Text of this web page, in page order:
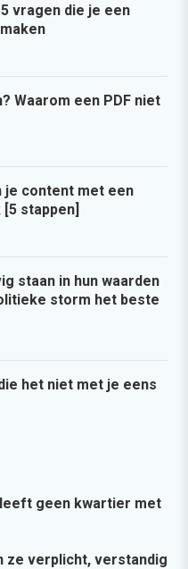
vragen die je een
Waarom een PDF niet
je content met een
stappen]
staan in hun waarden
storm het beste
het niet met je eens
geen kwartier met
ze verplicht, verstandig